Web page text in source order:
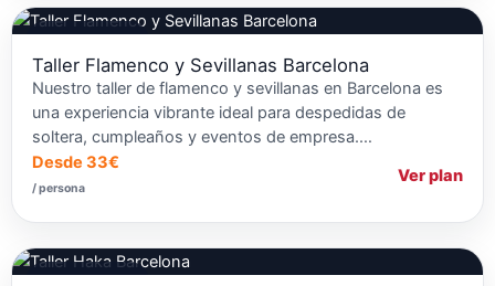
Taller Flamenco y Sevillanas Barcelona
Nuestro taller de flamenco y sevillanas en Barcelona es
una experiencia vibrante ideal para despedidas de
soltera, cumpleaños y eventos de empresa.…
Desde 33€
/ persona
Ver plan